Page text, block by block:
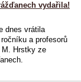
vydařila!
dnes vrátila
a profesorů
Hrstky ze